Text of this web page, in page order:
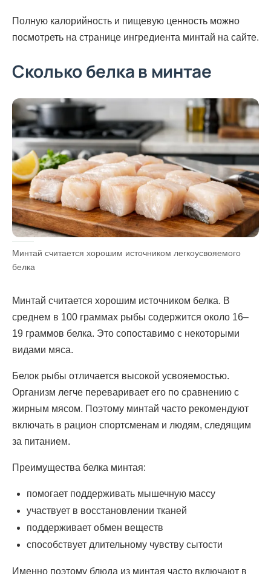
Полную калорийность и пищевую ценность можно
посмотреть на странице ингредиента минтай на сайте.
Сколько белка в минтае
Минтай считается хорошим источником легкоусвояемого
белка
Минтай считается хорошим источником белка. В
среднем в 100 граммах рыбы содержится около 16–
19 граммов белка. Это сопоставимо с некоторыми
видами мяса.
Белок рыбы отличается высокой усвояемостью.
Организм легче переваривает его по сравнению с
жирным мясом. Поэтому минтай часто рекомендуют
включать в рацион спортсменам и людям, следящим
за питанием.
Преимущества белка минтая:
помогает поддерживать мышечную массу
участвует в восстановлении тканей
поддерживает обмен веществ
способствует длительному чувству сытости
Именно поэтому блюда из минтая часто включают в